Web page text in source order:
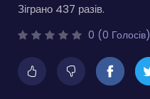
Зіграно 437 разів.
0 (0 Голосів)